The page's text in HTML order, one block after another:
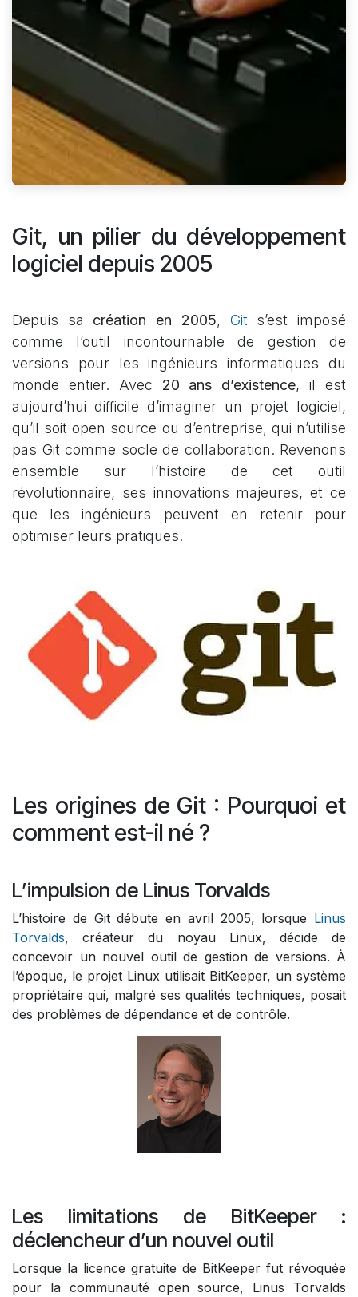
Git, un pilier du développement
logiciel depuis 2005
Depuis sa création en 2005, Gits’est imposé
comme l’outil incontournable de gestion de
versions pour les ingénieurs informatiques du
monde entier. Avec 20 ans d’existence, il est
aujourd’hui difficile d’imaginer un projet logiciel,
qu’il soit open source ou d’entreprise, qui n’utilise
pas Git comme socle de collaboration. Revenons
ensemble sur l’histoire de cet outil
révolutionnaire, ses innovations majeures, et ce
que les ingénieurs peuvent en retenir pour
optimiser leurs pratiques.
Les origines de Git : Pourquoi et
comment est-il né ?
L’impulsion de Linus Torvalds
L’histoire de Git débute en avril 2005, lorsque Linus
Torvalds, créateur du noyau Linux, décide de
concevoir un nouvel outil de gestion de versions. À
l’époque, le projet Linux utilisait BitKeeper, un système
propriétaire qui, malgré ses qualités techniques, posait
des problèmes de dépendance et de contrôle.
Les limitations de BitKeeper :
déclencheur d’un nouvel outil
Lorsque la licence gratuite de BitKeeper fut révoquée
pour la communauté open source, Linus Torvalds